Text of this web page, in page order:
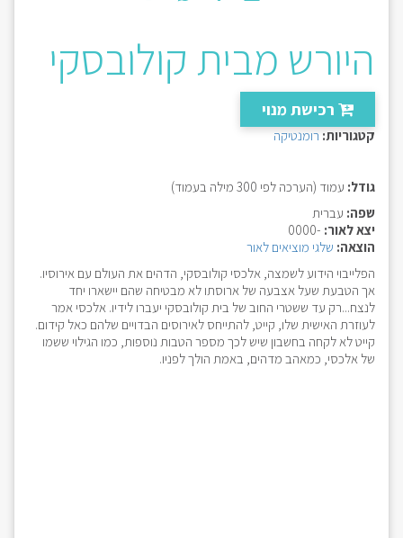
היורש מבית קולובסקי
רכישת מנוי
קטגוריות: רומנטיקה
גודל: עמוד (הערכה לפי 300 מילה בעמוד)
שפה: עברית
יצא לאור: -0000
הוצאה: שלגי מוציאים לאור
הפלייבוי הידוע לשמצה, אלכסי קולובסקי, הדהים את העולם עם אירוסיו.
אך הטבעת שעל אצבעה של ארוסתו לא מבטיחה שהם יישארו יחד
לנצח...רק עד ששטרי החוב של בית קולובסקי יעברו לידיו. אלכסי אמר
לעוזרת האישית שלו, קייט, להתייחס לאירוסים הבדויים שלהם כאל קידום.
קייט לא לקחה בחשבון שיש לכך מספר הטבות נוספות, כמו הגילוי ששמו
של אלכסי, כמאהב מדהים, באמת הולך לפניו.